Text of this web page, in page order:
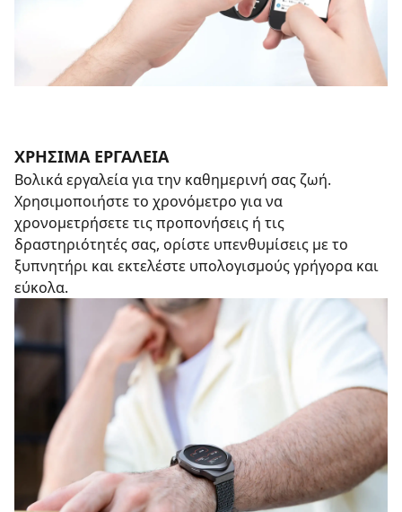
ΧΡΉΣΙΜΑ ΕΡΓΑΛΕΊΑ
Βολικά εργαλεία για την καθημερινή σας ζωή.
Χρησιμοποιήστε το χρονόμετρο για να
χρονομετρήσετε τις προπονήσεις ή τις
δραστηριότητές σας, ορίστε υπενθυμίσεις με το
ξυπνητήρι και εκτελέστε υπολογισμούς γρήγορα και
εύκολα.